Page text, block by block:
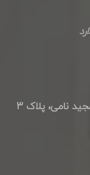
نامی، پلاک 3